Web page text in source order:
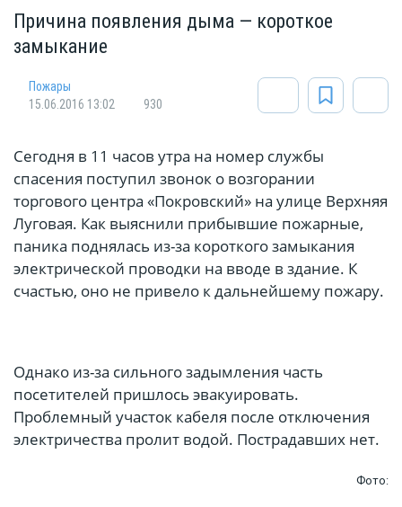
Причина появления дыма — короткое
замыкание
Пожары
15.06.2016 13:02
930
Сегодня в 11 часов утра на номер службы
спасения поступил звонок о возгорании
торгового центра «Покровский» на улице Верхняя
Луговая. Как выяснили прибывшие пожарные,
паника поднялась из-за короткого замыкания
электрической проводки на вводе в здание. К
счастью, оно не привело к дальнейшему пожару.
Однако из-за сильного задымления часть
посетителей пришлось эвакуировать.
Проблемный участок кабеля после отключения
электричества пролит водой. Пострадавших нет.
Фото: